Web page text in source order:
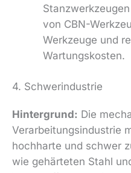
von CBN-
Werkzeuge und
Wartungskosten.
4. Schwerindustrie
Hintergrund: Die
Verarbeitungsindustrie
hochharte und schwer
wie gehärteten Stahl